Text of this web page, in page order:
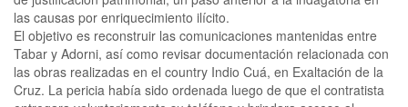
las causas por enriquecimiento ilícito.
El objetivo es reconstruir las comunicaciones mantenidas entre
Tabar y Adorni, así como revisar documentación relacionada con
las obras realizadas en el country Indio Cuá, en Exaltación de la
Cruz. La pericia había sido ordenada luego de que el contratista